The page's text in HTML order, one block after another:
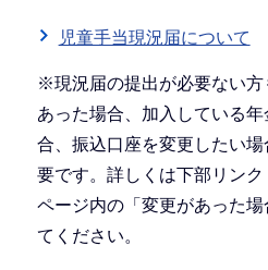
児童手当現況届について
※現況届の提出が必要ない方
あった場合、加入している
合、振込口座を変更したい
要です。詳しくは下部リンク
ページ内の「変更があった
てください。